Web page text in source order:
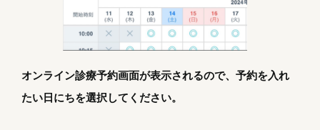
オンライン診療予約画面が表示されるので、予約を入れ
たい日にちを選択してください。